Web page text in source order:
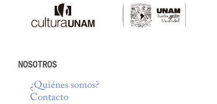
NOSOTROS
¿Quiénes somos?
Contacto